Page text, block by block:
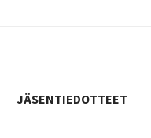
JÄSENTIEDOTTEET